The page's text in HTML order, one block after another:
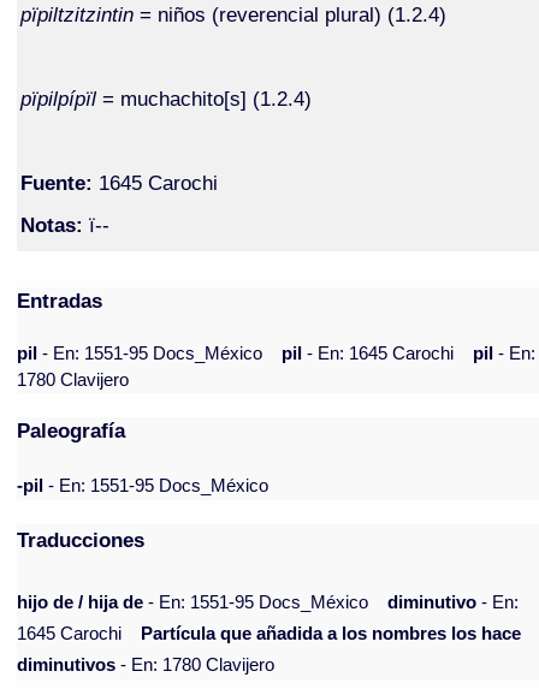
pïpiltzitzintin = niños (reverencial plural) (1.2.4)
pïpilpípïl = muchachito[s] (1.2.4)
Fuente: 1645 Carochi
Notas: ï--
Entradas
pil- En: 1551-95 Docs_México pil- En: 1645 Carochi pil- En:
1780 Clavijero
Paleografía
-pil - En: 1551-95 Docs_México
Traducciones
hijo de / hija de - En: 1551-95 Docs_México diminutivo - En:
1645 Carochi
Partícula que añadida a los nombres los hace
diminutivos - En: 1780 Clavijero